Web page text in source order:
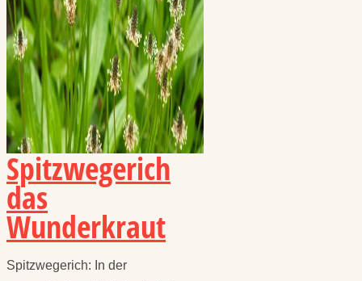
Spitzwegerich
das
Wunderkraut
Spitzwegerich: In der